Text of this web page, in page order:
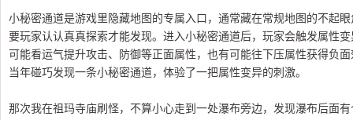
小秘密通道是游戏里隐藏地图的专属入口，通常藏在常规地图的不起
要玩家认认真真探索才能发现。进入小秘密通道后，玩家会触发属性
可能看运气提升攻击、防御等正面属性，也有可能往下压属性获得负
当年碰巧发现一条小秘密通道，体验了一把属性变异的刺激。
那次我在祖玛寺庙刷怪，不算小心走到一处瀑布旁边，发现瀑布后面